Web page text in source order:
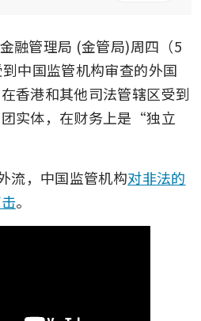
融管理局 (金管局)周四（5
中国监管机构审查的外国
香港和其他司法管辖区受到
实体，在财务上是“独立
流，中国监管机构对非法的
。